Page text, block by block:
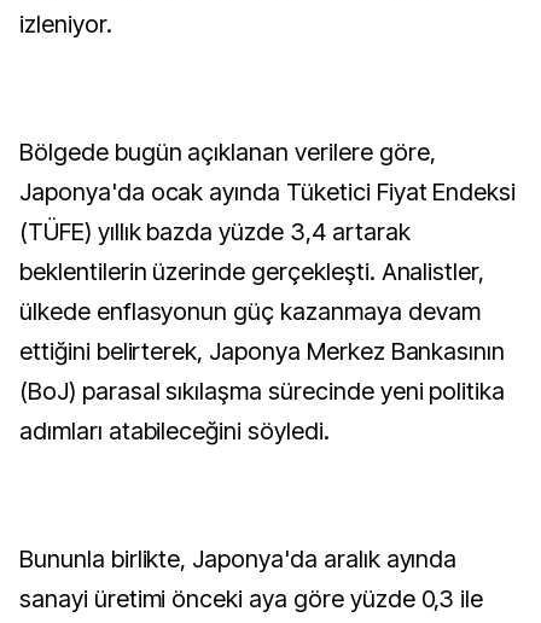
izleniyor.
Bölgede bugün açıklanan verilere göre,
Japonya'da ocak ayında Tüketici Fiyat Endeksi
(TÜFE) yıllık bazda yüzde 3,4 artarak
beklentilerin üzerinde gerçekleşti. Analistler,
ülkede enflasyonun güç kazanmaya devam
ettiğini belirterek, Japonya Merkez Bankasının
(BoJ) parasal sıkılaşma sürecinde yeni politika
adımları atabileceğini söyledi.
Bununla birlikte, Japonya'da aralık ayında
sanayi üretimi önceki aya göre yüzde 0,3 ile